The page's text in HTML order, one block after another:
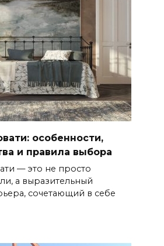
особенности,
и правила выбора
— это не просто
а выразительный
сочетающий в себе